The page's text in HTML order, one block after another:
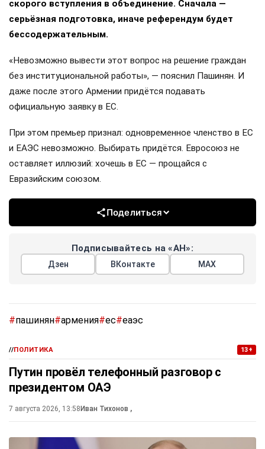
скорого вступления в объединение. Сначала —
серьёзная подготовка, иначе референдум будет
бессодержательным.
«Невозможно вывести этот вопрос на решение граждан
без институциональной работы», — пояснил Пашинян. И
даже после этого Армении придётся подавать
официальную заявку в ЕС.
При этом премьер признал: одновременное членство в ЕС
и ЕАЭС невозможно. Выбирать придётся. Евросоюз не
оставляет иллюзий: хочешь в ЕС — прощайся с
Евразийским союзом.
Поделиться
Подписывайтесь на «АН»:
Дзен ВКонтакте МАХ
#пашинян#армения#ес#еаэс
//ПОЛИТИКА 13+
Путин провёл телефонный разговор с
президентом ОАЭ
7 августа 2026, 13:58 Иван Тихонов ,